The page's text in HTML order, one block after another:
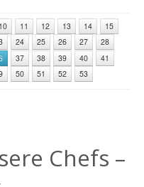
10 11 12 13 14
15
24 25 26 27
28
37 38 39 40
41
50 51 52 53
Chefs –